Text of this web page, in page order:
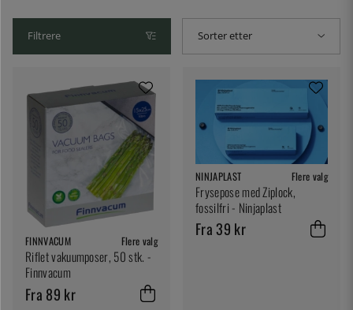
Filtrere Sorter etter
FINNVACUM Flere valg
Riflet vakuumposer, 50 stk. -
Finnvacum
Fra 89 kr
NINJAPLAST Flere valg
Frysepose med Ziplock,
fossilfri - Ninjaplast
Fra 39 kr